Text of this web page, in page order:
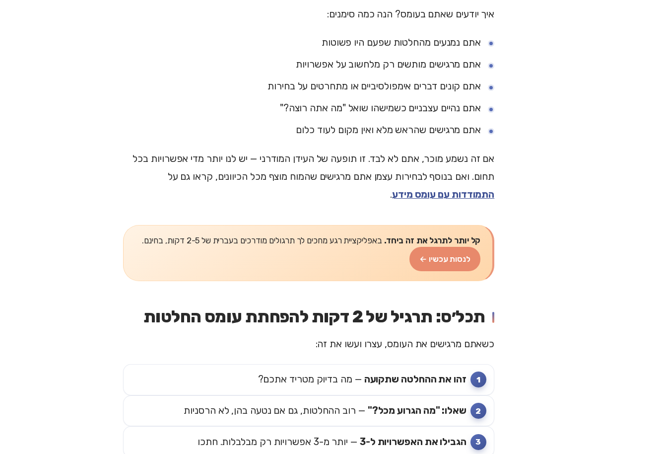
איך יודעים שאתם בעומס? הנה כמה סימנים:
אתם נמנעים מהחלטות שפעם היו פשוטות
אתם מרגישים מותשים רק מלחשוב על אפשרויות
אתם קונים דברים אימפולסיביים או מתחרטים על בחירות
אתם נהיים עצבניים כשמישהו שואל "מה אתה רוצה?"
אתם מרגישים שהראש מלא ואין מקום לעוד כלום
אם זה נשמע מוכר, אתם לא לבד. זו תופעה של העידן המודרני — יש לנו יותר מדי אפשרויות בכל
תחום. ואם בנוסף לבחירות עצמן אתם מרגישים שהמוח מוצף מכל הכיוונים, קראו גם על
התמודדות עם עומס מידע.
קל יותר לתרגל את זה ביחד. באפליקציית רגע מחכים לך תרגולים מודרכים בעברית של 2-5 דקות, בחינם.
לנסות עכשיו ←
תכל׳ס: תרגיל של 2 דקות להפחתת עומס החלטות
כשאתם מרגישים את העומס, עצרו ועשו את זה:
זהו את ההחלטה שתקועה — מה בדיוק מטריד אתכם?
שאלו: "מה הגרוע מכל?" — רוב ההחלטות, גם אם נטעה בהן, לא הרסניות
הגבילו את האפשרויות ל-3 — יותר מ-3 אפשרויות רק מבלבלות. חתכו